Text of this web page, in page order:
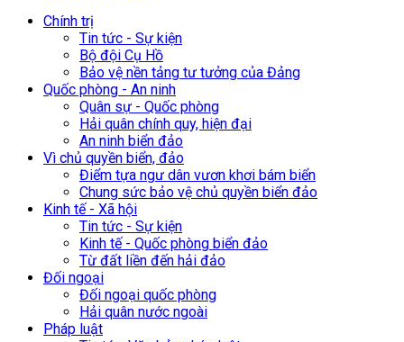
Chính trị
Tin tức - Sự kiện
Bộ đội Cụ Hồ
Bảo vệ nền tảng tư tưởng của Đảng
Quốc phòng - An ninh
Quân sự - Quốc phòng
Hải quân chính quy, hiện đại
An ninh biển đảo
Vì chủ quyền biển, đảo
Điểm tựa ngư dân vươn khơi bám biển
Chung sức bảo vệ chủ quyền biển đảo
Kinh tế - Xã hội
Tin tức - Sự kiện
Kinh tế - Quốc phòng biển đảo
Từ đất liền đến hải đảo
Đối ngoại
Đối ngoại quốc phòng
Hải quân nước ngoài
Pháp luật